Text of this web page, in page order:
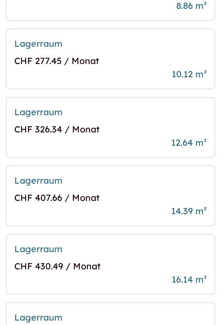
8.86 m²
Lagerraum
CHF 277.45 / Monat
10.12 m²
Lagerraum
CHF 326.34 / Monat
12.64 m²
Lagerraum
CHF 407.66 / Monat
14.39 m²
Lagerraum
CHF 430.49 / Monat
16.14 m²
Lagerraum